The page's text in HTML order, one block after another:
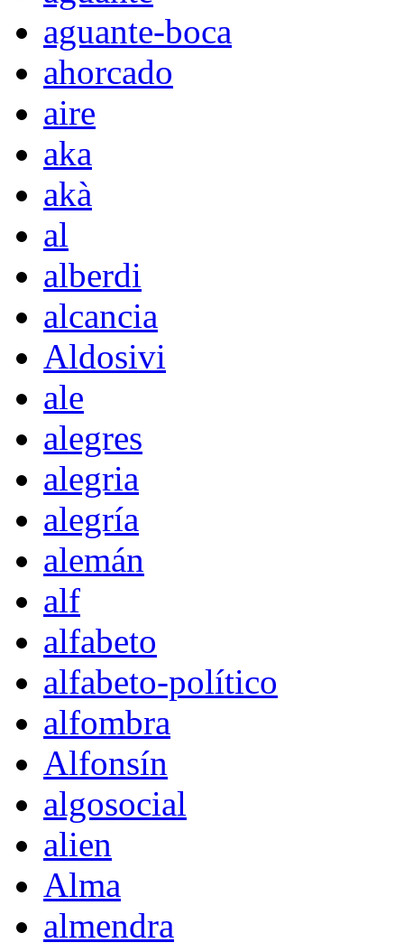
aguante-boca
ahorcado
aire
aka
akà
al
alberdi
alcancia
Aldosivi
ale
alegres
alegria
alegría
alemán
alf
alfabeto
alfabeto-político
alfombra
Alfonsín
algosocial
alien
Alma
almendra